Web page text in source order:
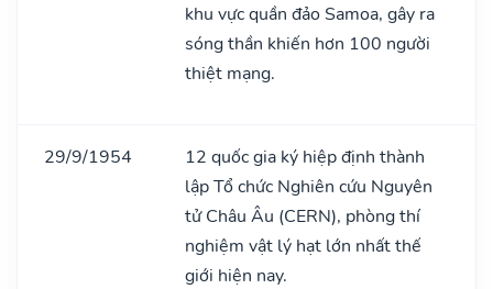
khu vực quần đảo Samoa, gây ra
sóng thần khiến hơn 100 người
thiệt mạng.
29/9/1954
12 quốc gia ký hiệp định thành
lập Tổ chức Nghiên cứu Nguyên
tử Châu Âu (CERN), phòng thí
nghiệm vật lý hạt lớn nhất thế
giới hiện nay.